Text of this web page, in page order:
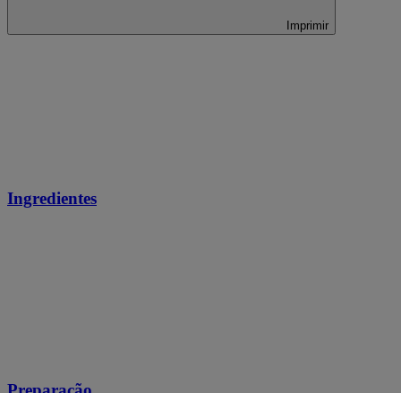
Imprimir
Ingredientes